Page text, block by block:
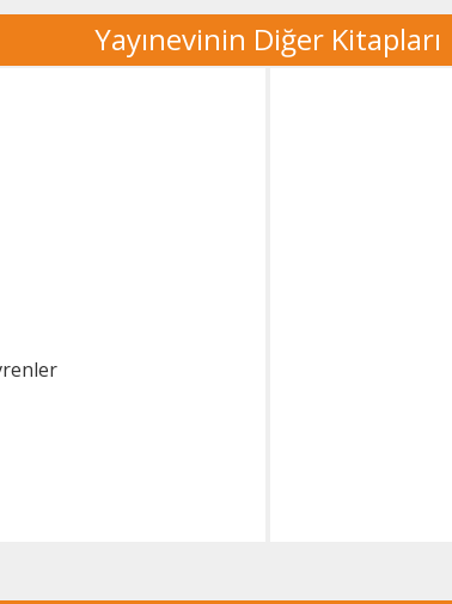
Yayınevinin Diğer Kitapları